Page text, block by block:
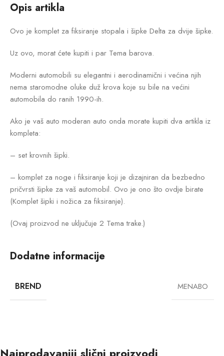
Opis artikla
Ovo je komplet za fiksiranje stopala i šipke Delta za dvije šipke.
Uz ovo, morat ćete kupiti i par Tema barova.
Moderni automobili su elegantni i aerodinamični i većina njih
nema staromodne oluke duž krova koje su bile na većini
automobila do ranih 1990-ih.
Ako je vaš auto moderan auto onda morate kupiti dva artikla iz
kompleta:
– set krovnih šipki.
– komplet za noge i fiksiranje koji je dizajniran da bezbedno
pričvrsti šipke za vaš automobil. Ovo je ono što ovdje birate
(Komplet šipki i nožica za fiksiranje).
(Ovaj proizvod ne uključuje 2 Tema trake.)
Dodatne informacije
BREND MENABO